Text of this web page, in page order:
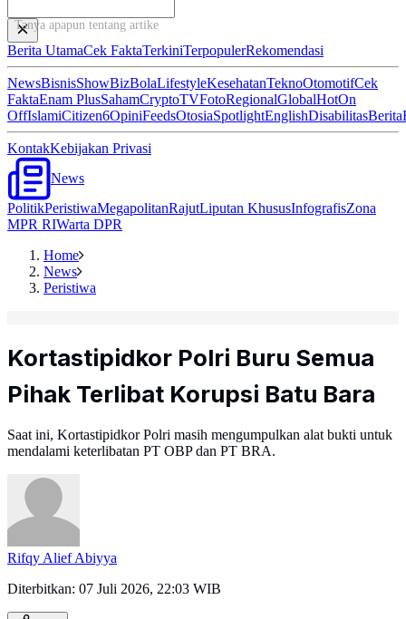
Tanya apapun tentang artikel ini...
Berita UtamaCek FaktaTerkiniTerpopulerRekomendasi
NewsBisnisShowBizBolaLifestyleKesehatanTeknoOtomotifCek
FaktaEnam PlusSahamCryptoTVFotoRegionalGlobalHotOn
OffIslamiCitizen6OpiniFeedsOtosiaSpotlightEnglishDisabilitasBerita
KontakKebijakan Privasi
News
PolitikPeristiwaMegapolitanRajutLiputan KhususInfografisZona
MPR RIWarta DPR
Home
News
Peristiwa
Kortastipidkor Polri Buru Semua
Pihak Terlibat Korupsi Batu Bara
Saat ini, Kortastipidkor Polri masih mengumpulkan alat bukti untuk
mendalami keterlibatan PT OBP dan PT BRA.
Rifqy Alief Abiyya
Diterbitkan: 07 Juli 2026, 22:03 WIB